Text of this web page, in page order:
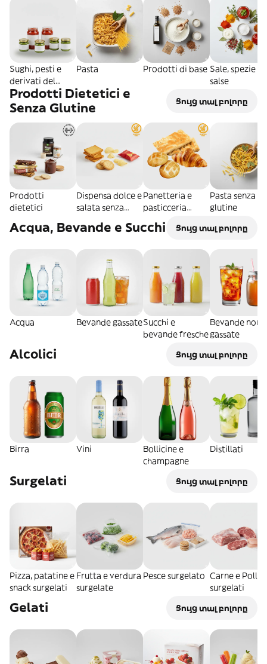
Sughi, pesti e
derivati del
pomodoro
Pasta Prodotti di base Sale, spezie e
salse
Prodotti Dietetici e
Senza Glutine
Ցույց տալ բոլորը
Prodotti
dietetici
Dispensa dolce e
salata senza
Panetteria e
pasticceria
senza glutine
Pasta senza
glutine
Acqua, Bevande e Succhi Ցույց տալ բոլորը
Acqua Bevande gassateSucchi e
bevande fresche
Bevande non
gassate
Alcolici Ցույց տալ բոլորը
Birra Vini
Bollicine e
champagne
Distillati
Surgelati Ցույց տալ բոլորը
Pizza, patatine e
snack surgelati
Frutta e verdura
surgelate
Pesce surgelato Carne e Pollo
surgelati
Gelati Ցույց տալ բոլորը